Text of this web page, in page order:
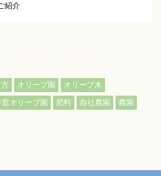
紹介
オリーブ園 オリーブ木
窓オリーブ園 肥料 自社農園 農園